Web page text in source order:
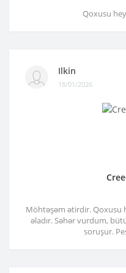
Qoxusu
Ilkin
18/01/2026
Möhtəşəm ətirdir. Qoxusu
əladır. Səhər vurdum,
soruşur.